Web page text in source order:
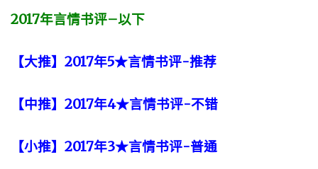
2017年言情书评–以下
【大推】2017年5★言情书评-推荐
【中推】2017年4★言情书评-不错
【小推】2017年3★言情书评-普通